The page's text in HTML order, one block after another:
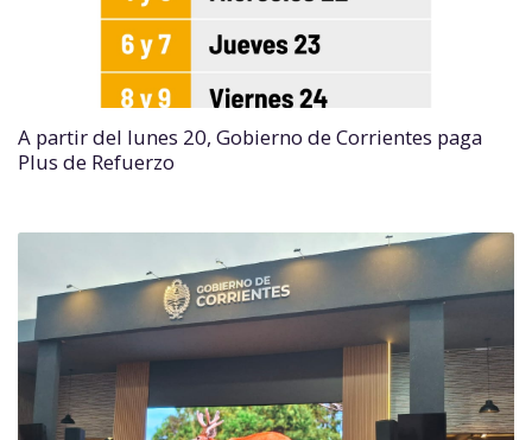
A partir del lunes 20, Gobierno de Corrientes paga
Plus de Refuerzo